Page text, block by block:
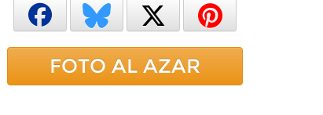
FOTO AL AZAR